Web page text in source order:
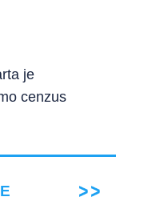
je
cenzus